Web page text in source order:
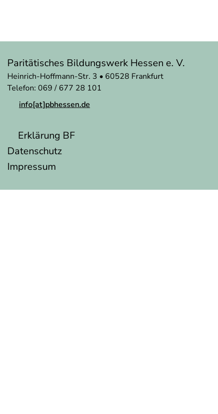
Paritätisches Bildungswerk Hessen e. V.
Heinrich-Hoffmann-Str. 3 • 60528 Frankfurt
Telefon: 069 / 677 28 101
info[at]pbhessen.de
Erklärung BF
Datenschutz
Impressum